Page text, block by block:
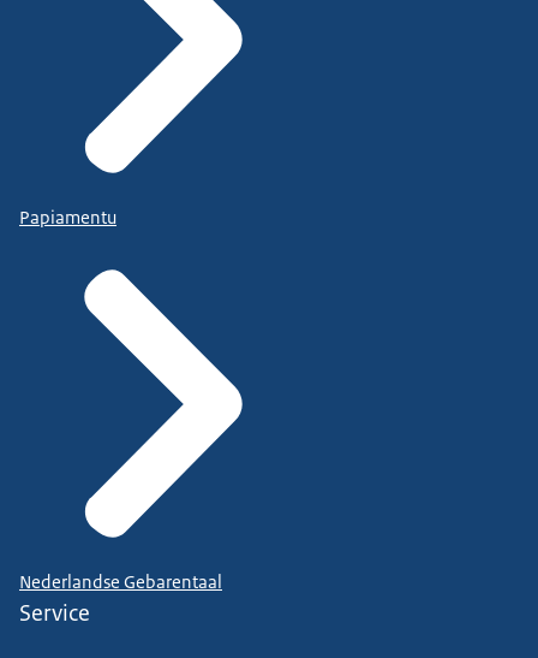
Papiamentu
Nederlandse Gebarentaal
Service